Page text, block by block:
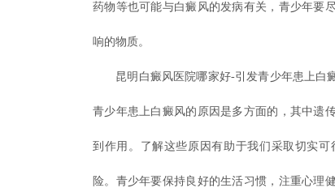
药物等也可能与白癜风的发病有关，青少年要
响的物质。
昆明白癜风医院哪家好-引发青少年患上白
青少年患上白癜风的原因是多方面的，其中遗
到作用。了解这些原因有助于我们采取切实
险。青少年要保持良好的生活习惯，注重心理